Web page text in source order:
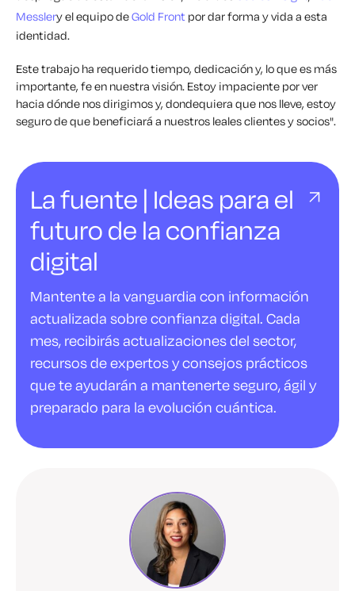
Messlery el equipo deGold Front por dar forma y vida a esta
identidad.
Este trabajo ha requerido tiempo, dedicación y, lo que es más
importante, fe en nuestra visión. Estoy impaciente por ver
hacia dónde nos dirigimos y, dondequiera que nos lleve, estoy
seguro de que beneficiará a nuestros leales clientes y socios".
La fuente | Ideas para el
futuro de la confianza
digital
Mantente a la vanguardia con información
actualizada sobre confianza digital. Cada
mes, recibirás actualizaciones del sector,
recursos de expertos y consejos prácticos
que te ayudarán a mantenerte seguro, ágil y
preparado para la evolución cuántica.